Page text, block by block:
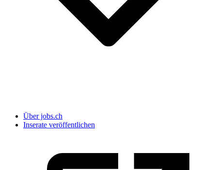
Über jobs.ch
Inserate veröffentlichen